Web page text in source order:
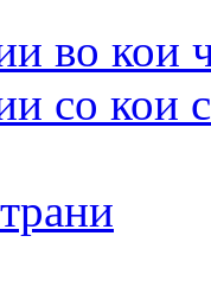
во кои
со кои